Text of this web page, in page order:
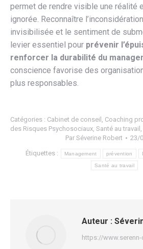
permet de rendre visible une réalité
ignorée. Reconnaître
invisibilisée et le sentiment de
levier essentiel pour prévenir
renforcer la durabilité du
conscience favorise des
plus responsables.
Catégories : Cabinet de conseil Coaching
des Risques Psychosociaux Santé au travail
Par Séverine Robert 23/
Étiquettes : Management prévention
Santé au travail
Auteur :
https://